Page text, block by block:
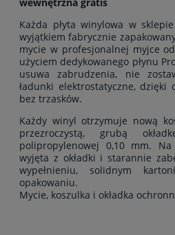
wewnętrzna gratis
Każda płyta winylowa w
wyjątkiem fabrycznie
mycie w profesjonalnej myjce
użyciem dedykowanego płynu
usuwa zabrudzenia, nie
ładunki elektrostatyczne, dzięki
bez trzasków.
Każdy winyl otrzymuje nową
przezroczystą, grubą
polipropylenowej 0,10 mm.
wyjęta z okładki i starannie
wypełnieniu, solidnym
opakowaniu.
Mycie, koszulka i okładka